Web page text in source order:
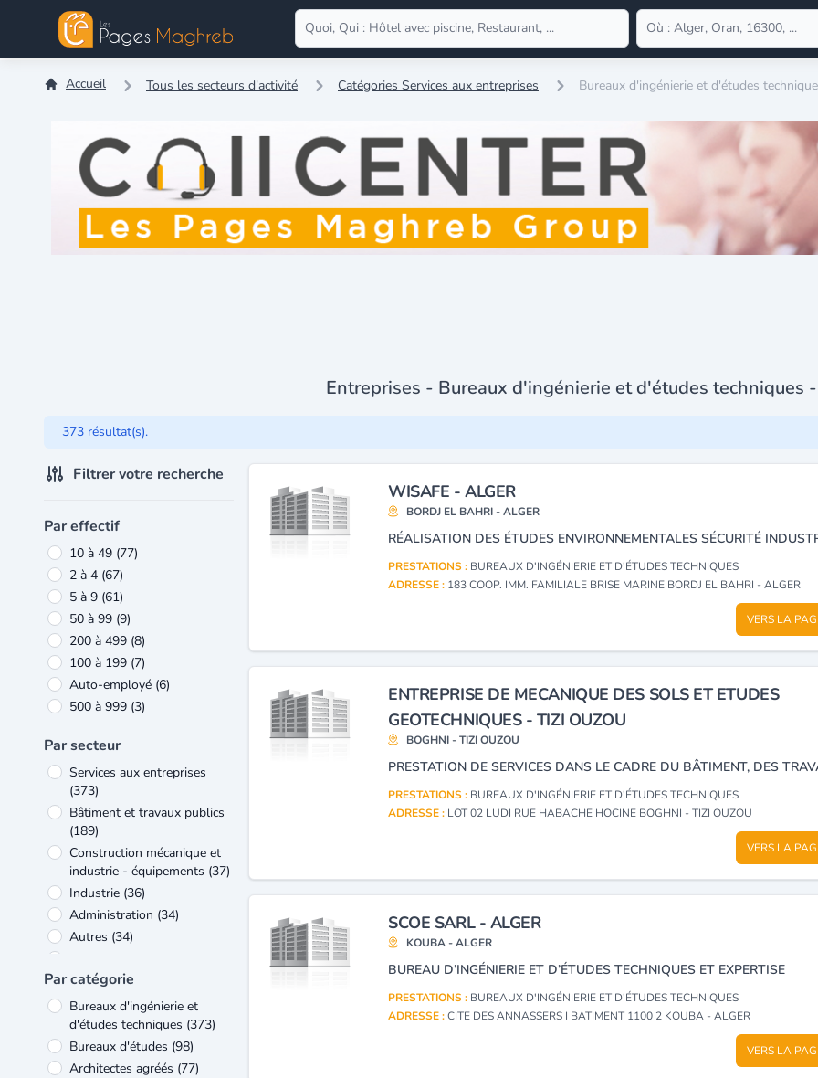
Accueil Tous les secteurs d'activité Catégories Services aux entreprises Bureaux d'ingénierie et d'études
Entreprises - Bureaux d'ingénierie et d'études techniques
373 résultat(s).
Filtrer votre recherche
Par effectif
10 à 49 (77)
2 à 4 (67)
5 à 9 (61)
50 à 99 (9)
200 à 499 (8)
100 à 199 (7)
Auto-employé (6)
500 à 999 (3)
Par secteur
Services aux entreprises
(373)
Bâtiment et travaux publics
(189)
Construction mécanique et
industrie - équipements (37)
Industrie (36)
Administration (34)
Autres (34)
Equipement électrique et
électronique
(24)
Formation(16)
Energie et matières
premières
Par catégorie
Bureaux d'ingénierie et
d'études techniques (373)
Bureaux d'études (98)
Architectes agréés (77)
WISAFE - ALGER
BORDJ EL BAHRI - ALGER
PRESTATIONS : BUREAUX D'INGÉNIERIE ET D'ÉTUDES TECHNIQUES
ADRESSE : 183 COOP. IMM. FAMILIALE BRISE MARINE BORDJ EL BAHRI - ALGER
VERS LA
ENTREPRISE DE MECANIQUE DES SOLS ET ETUDES
GEOTECHNIQUES - TIZI OUZOU
BOGHNI - TIZI OUZOU
PRESTATIONS : BUREAUX D'INGÉNIERIE ET D'ÉTUDES TECHNIQUES
ADRESSE : LOT 02 LUDI RUE HABACHE HOCINE BOGHNI - TIZI OUZOU
VERS LA
SCOE SARL - ALGER
KOUBA - ALGER
BUREAU D’INGÉNIERIE ET D’ÉTUDES TECHNIQUES ET EXPERTISE
PRESTATIONS : BUREAUX D'INGÉNIERIE ET D'ÉTUDES TECHNIQUES
ADRESSE :CITE DES ANNASSERS I BATIMENT 1100 2 KOUBA - ALGER
VERS LA